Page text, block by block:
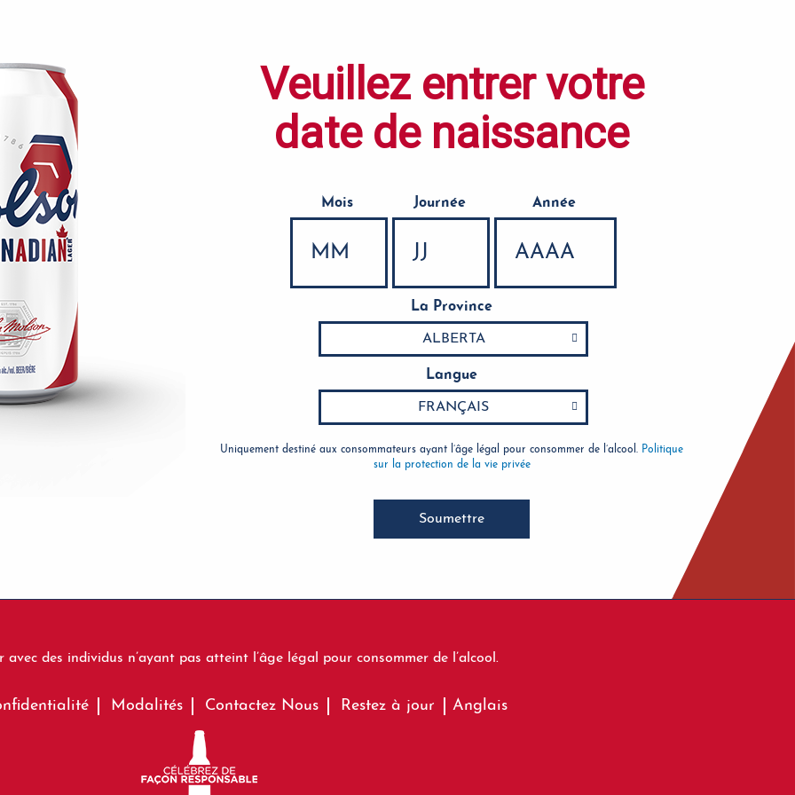
Veuillez entrer votre
date de naissance
Date de naissance
Mois Journée Année
La Province
Langue
Uniquement destiné aux consommateurs ayant l’âge légal pour consommer de l’alcool. Politique
sur la protection de la vie privée
Soumettre
des individus n’ayant pas atteint l’âge légal pour consommer de l’alcool.
Modalités Contactez Nous Restez à jour Anglais